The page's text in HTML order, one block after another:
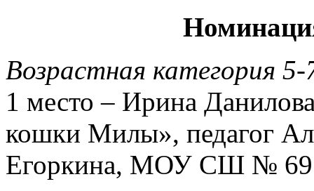
Возрастная категория
1 место – Ирина
кошки Милы», педагог
Егоркина, МОУ СШ №